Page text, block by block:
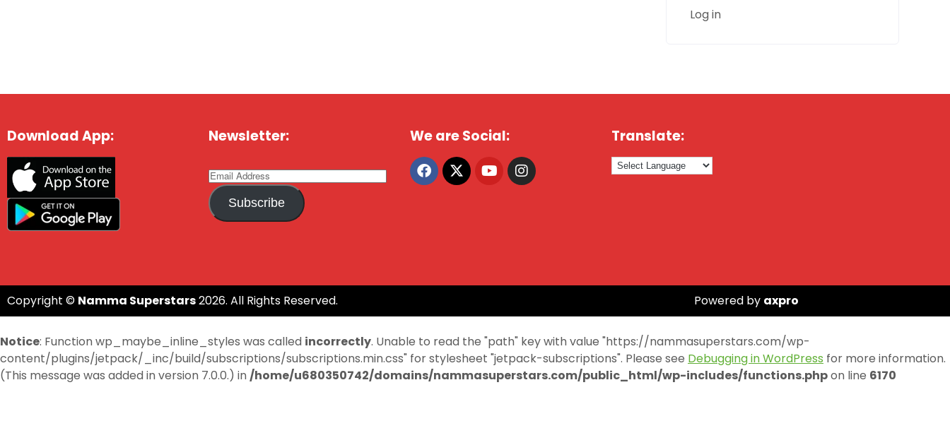
Log in
Download App: Newsletter:
Subscribe
We are Social: Translate:
Copyright © Namma Superstars2026. All Rights Reserved. Powered by axpro
Notice: Function wp_maybe_inline_styles was called incorrectly. Unable to read the "path" key with value "https://nammasuperstars.com/wp-
content/plugins/jetpack/_inc/build/subscriptions/subscriptions.min.css" for stylesheet "jetpack-subscriptions". Please see Debugging in WordPress for more information.
(This message was added in version 7.0.0.) in /home/u680350742/domains/nammasuperstars.com/public_html/wp-includes/functions.phpon line 6170